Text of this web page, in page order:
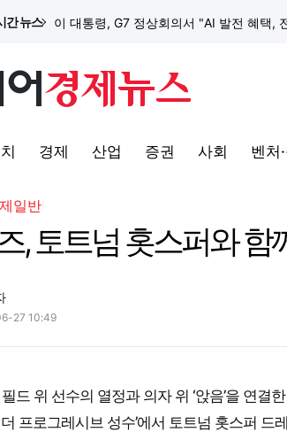
간 뉴스 이 대통령, G7 정상회의서 "AI 발전 혜택,
원파디, 롯데백화점 잠실점에서 팝업스토
대한전선, 1463억 ‘500kV HVDC 동해안-
이 대통령, G7 정상회의서 "AI 발전 혜택,
열기 경제 산업 증권 사회 벤처
일반
, 토트넘 홋스퍼와 함
27 10:49
드 위 선수의 열정과 의자 위 ‘앉음’을 연결
더 프로그레시브 성수’에서 토트넘 홋스퍼